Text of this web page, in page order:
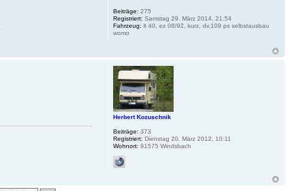
Beiträge: 275
Registriert: Samstag 29. März 2014, 21:54
Fahrzeug: lt 40, ez 08/92, kurz, dv,109 ps selbstausbau
womo
Herbert Kozuschnik
Beiträge: 373
Registriert: Dienstag 20. März 2012, 10:11
Wohnort: 91575 Windsbach